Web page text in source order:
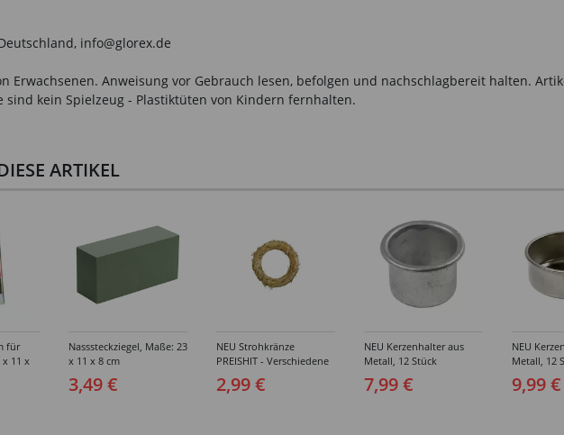
info@glorex.de
Anweisung vor Gebrauch lesen, befolgen und nachschlagbereit halten.
kein Spielzeug - Plastiktüten von Kindern fernhalten.
ARTIKEL
für
x 11 x
Nasssteckziegel, Maße: 23
x 11 x 8 cm
3,49 €
NEU Strohkränze
PREISHIT - Verschiedene
Größen
2,99 €
NEU Kerzenhalter aus
Metall, 12 Stück
7,99 €
NEU
Metall, 12
9,99 €